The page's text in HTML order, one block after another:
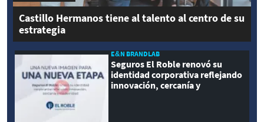
Castillo Hermanos tiene al talento al centro de su
estrategia
E&N BRANDLAB
Seguros El Roble renovó su
identidad corporativa reflejando
innovación, cercanía y